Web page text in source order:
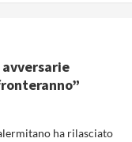
avversarie
ha rilasciato